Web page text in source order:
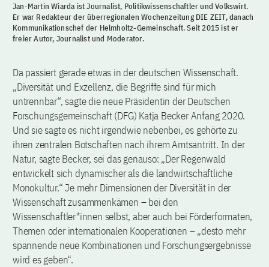
Jan-Martin Wiarda ist Journalist, Politikwissenschaftler und Volkswirt.
Er war Redakteur der überregionalen Wochenzeitung DIE ZEIT, danach
Kommunikationschef der Helmholtz-Gemeinschaft. Seit 2015 ist er
freier Autor, Journalist und Moderator.
Da passiert gerade etwas in der deutschen Wissenschaft.
„Diversität und Exzellenz, die Begriffe sind für mich
untrennbar“, sagte die neue Präsidentin der Deutschen
Forschungsgemeinschaft (DFG) Katja Becker Anfang 2020.
Und sie sagte es nicht irgendwie nebenbei, es gehörte zu
ihren zentralen Botschaften nach ihrem Amtsantritt. In der
Natur, sagte Becker, sei das genauso: „Der Regenwald
entwickelt sich dynamischer als die landwirtschaftliche
Monokultur.“ Je mehr Dimensionen der Diversität in der
Wissenschaft zusammenkämen – bei den
Wissenschaftler*innen selbst, aber auch bei Förderformaten,
Themen oder internationalen Kooperationen – „desto mehr
spannende neue Kombinationen und Forschungsergebnisse
wird es geben“.